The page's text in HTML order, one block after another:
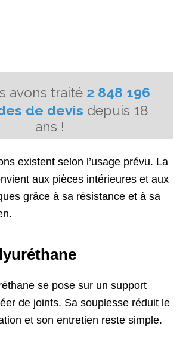
existent selon l’usage prévu. La
aux pièces intérieures et aux
grâce à sa résistance et à sa
se pose sur un support
de joints. Sa souplesse réduit le
et son entretien reste simple.